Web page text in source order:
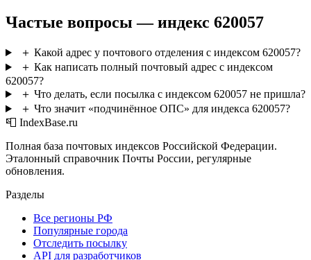
Частые вопросы — индекс 620057
＋ Какой адрес у почтового отделения с индексом 620057?
＋ Как написать полный почтовый адрес с индексом
620057?
＋ Что делать, если посылка с индексом 620057 не пришла?
＋ Что значит «подчинённое ОПС» для индекса 620057?
📮 IndexBase.ru
Полная база почтовых индексов Российской Федерации.
Эталонный справочник Почты России, регулярные
обновления.
Разделы
Все регионы РФ
Популярные города
Отследить посылку
API для разработчиков